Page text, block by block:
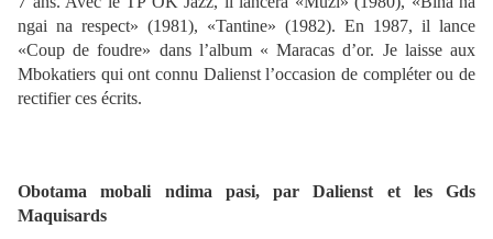
ngai na respect» (1981), «Tantine» (1982). En 1987, il lance
«Coup de foudre» dans l’album « Maracas d’or. Je laisse aux
Mbokatiers qui ont connu Dalienst l’occasion de compléter ou de
rectifier ces écrits.
Obotama mobali ndima pasi, par Dalienst et les Gds
Maquisards